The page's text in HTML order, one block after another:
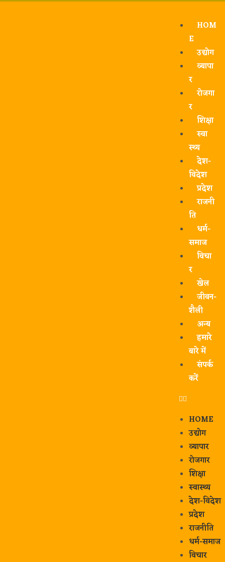
HOM
E
उद्योग
व्यापा
र
रोजगा
र
शिक्षा
स्वा
स्थ्य
देश-
विदेश
प्रदेश
राजनी
ति
धर्म-
समाज
विचा
र
खेल
जीवन-
शैली
अन्य
हमारे
बारे में
संपर्क
करें
HOME
उद्योग
व्यापार
रोजगार
शिक्षा
स्वास्थ्य
देश-विदेश
प्रदेश
राजनीति
धर्म-समाज
विचार